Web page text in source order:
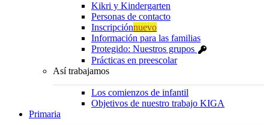
Kikri y Kindergarten
Personas de contacto
Inscripciónnuevo
Información para las familias
Protegido: Nuestros grupos
Prácticas en preescolar
Así trabajamos
Los comienzos de infantil
Objetivos de nuestro trabajo KIGA
Primaria